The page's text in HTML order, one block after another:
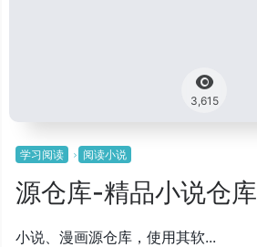
3,615
学习阅读 阅读小说
源仓库-精品小说仓库
小说、漫画源仓库，使用其软...